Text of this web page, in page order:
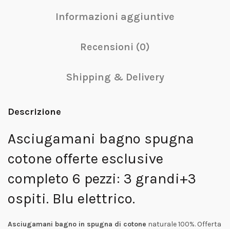
Informazioni aggiuntive
Recensioni (0)
Shipping & Delivery
Descrizione
Asciugamani bagno spugna
cotone offerte esclusive
completo 6 pezzi: 3 grandi+3
ospiti. Blu elettrico.
Asciugamani bagno in spugna di cotone naturale 100%. Offerta